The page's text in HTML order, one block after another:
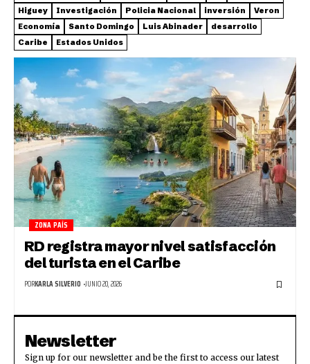
Higuey
Investigación Policia Nacional inversión
Veron
Economía
Santo Domingo Luis Abinader
desarrollo
Caribe
Estados Unidos
ZONA PAÍS
RD registra mayor nivel satisfacción
del turista en el Caribe
PORKARLA SILVERIO JUNIO 20, 2026
Newsletter
Sign up for our newsletter and be the first to access our latest